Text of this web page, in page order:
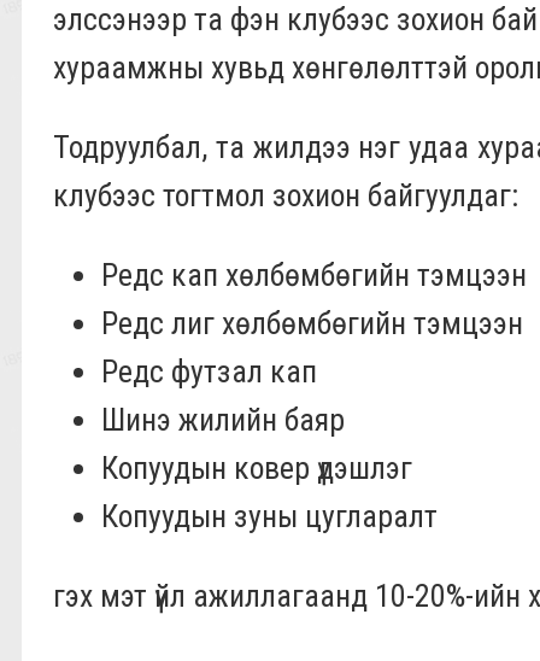
элссэнээр та фэн клубээс зохион
хураамжны хувьд хөнгөлөлттэй
Тодруулбал, та жилдээ нэг удаа
клубээс тогтмол зохион байгуулдаг:
Редс кап хөлбөмбөгийн тэмцээн
Редс лиг хөлбөмбөгийн тэмцээн
Редс футзал кап
Шинэ жилийн баяр
Копуудын ковер үдэшлэг
Копуудын зуны цугларалт
гэх мэт үйл ажиллагаанд 10-20%-ийн